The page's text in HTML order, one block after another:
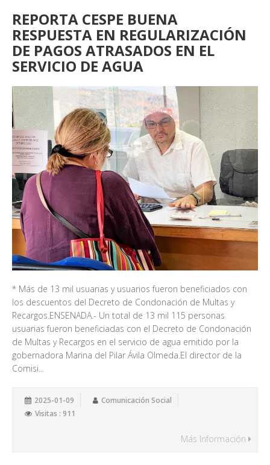
REPORTA CESPE BUENA
RESPUESTA EN REGULARIZACIÓN
DE PAGOS ATRASADOS EN EL
SERVICIO DE AGUA
* Más de 13 mil usuarias y usuarios fueron beneficiados con
los descuentos del Decreto de Condonación de Multas y
Recargos.ENSENADA.- Un total de 13 mil 115 personas
usuarias fueron beneficiadas con el Decreto de Condonación
de Multas y Recargos en el servicio de agua emitido por la
gobernadora Marina del Pilar Ávila Olmeda.El director de la
Comisi...
2025-01-09
Comunicación Social
Visitas : 911
Más Información